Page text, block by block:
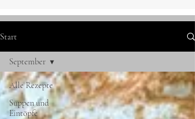
Start
Alle Rezepte
Suppen und
Eintöpfe
September